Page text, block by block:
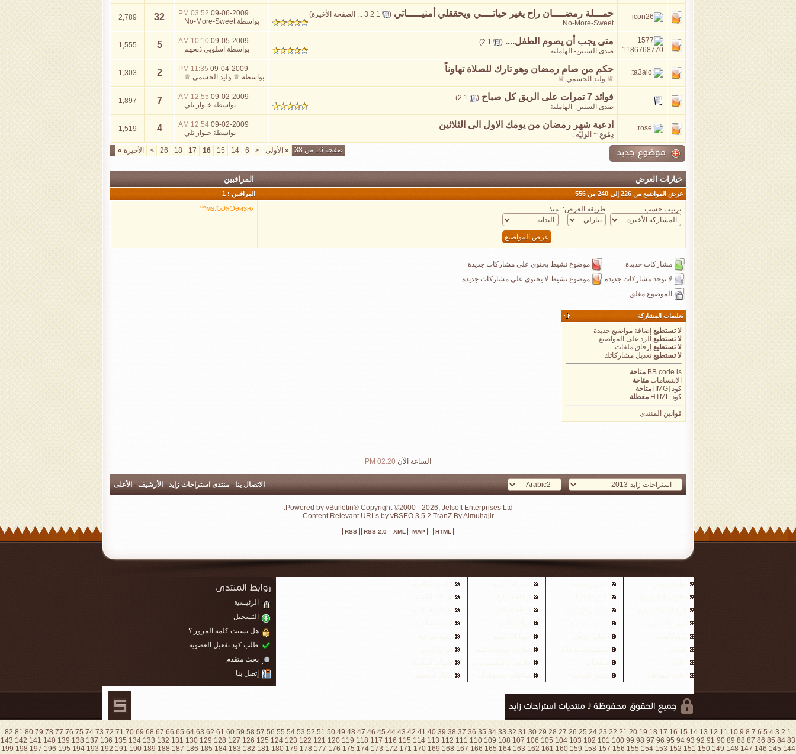
حمـــلة رمضــــان راح يغير حياتــــي ويحققلي أمنيـــــاتي (
1
2
3
... الصفحة الأخيرة)
No-More-Sweet
09-06-2009
03:52 PM
بواسطةNo-More-Sweet
32
2,789
متى يجب أن يصوم الطفل.... (
1
2
)
صدى السنين- الهاملية
09-05-2009
10:10 AM
بواسطة اسلوبي ذبحهم 5
1,555
حكم من صام رمضان وهو تارك للصلاة تهاوناً
♕ وليد الجسمي ♕
09-04-2009
11:35 PM
بواسطة ♕ وليد الجسمي ♕ 2
1,303
فوائد 7 تمرات على الريق كل صباح (
1
2
)
صدى السنين- الهاملية
09-02-2009
12:55 AM
بواسطة خـوار تلي 7
1,897
ادعية شهر رمضان من يومك الاول الى الثلاثين
دِمُوعِ ~ الولـًٍه .
09-02-2009
12:54 AM
بواسطة خـوار تلي 4
1,519
صفحة 16 من 38 « الأولى <
6
14
15
16
17
18
26
> الأخيرة »
خيارات العرض المراقبين
عرض المواضيع من 226 إلى 240 من 556 المراقبين : 1
ترتيب حسب طريقة العرض: منذ мѕ.ѠяЭǝиѕԋ™
مشاركات جديدة
موضوع نشيط يحتوي على مشاركات جديدة
لا توجد مشاركات جديدة
موضوع نشيط لا يحتوي على مشاركات جديدة
الموضوع مغلق
تعليمات المشاركة
لا تستطيع إضافة مواضيع جديدة
لا تستطيع الرد على المواضيع
لا تستطيع إرفاق ملفات
لا تستطيع تعديل مشاركاتك
BB code is
متاحة
الابتسامات متاحة
كود [IMG]
متاحة
كود HTML
معطلة
قوانين المنتدى
الساعة الآن 02:20 PM
الاتصال بنا- منتدى استراحات زايد- الأرشيف - الأعلى
Powered by vBulletin® Copyright ©2000 - 2026, Jelsoft Enterprises Ltd.
Content Relevant URLs by vBSEO3.5.2 TranZ By Almuhajir
RSS RSS 2.0 XML MAP HTML
الرئيسية
التسجيل
هل نسيت كلمة المرور ؟
طلب كود تفعيل العضوية
بحث متقدم
إتصل بنا
1
2
3
4
5
6
7
8
9
10
11
12
13
14
15
16
17
18
19
20
21
22
23
24
25
26
27
28
29
30
31
32
33
34
35
36
37
38
39
40
41
42
43
44
45
46
47
48
49
50
51
52
53
54
55
56
57
58
59
60
61
62
63
64
65
66
67
68
69
70
71
72
73
74
75
76
77
78
79
80
81
82
83
84
85
86
87
88
89
90
91
92
93
94
95
96
97
98
99
100
101
102
103
104
105
106
107
108
109
110
111
112
113
114
115
116
117
118
119
120
121
122
123
124
125
126
127
128
129
130
131
132
133
134
135
136
137
138
139
140
141
142
143
144
145
146
147
148
149
150
151
152
153
154
155
156
157
158
159
160
161
162
163
164
165
166
167
168
169
170
171
172
173
174
175
176
177
178
179
180
181
182
183
184
185
186
187
188
189
190
191
192
193
194
195
196
197
198
199